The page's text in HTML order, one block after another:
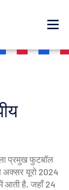
प्रमुख फुटबॉल
अक्सरयूरो 2024
आती है, जहाँ 24